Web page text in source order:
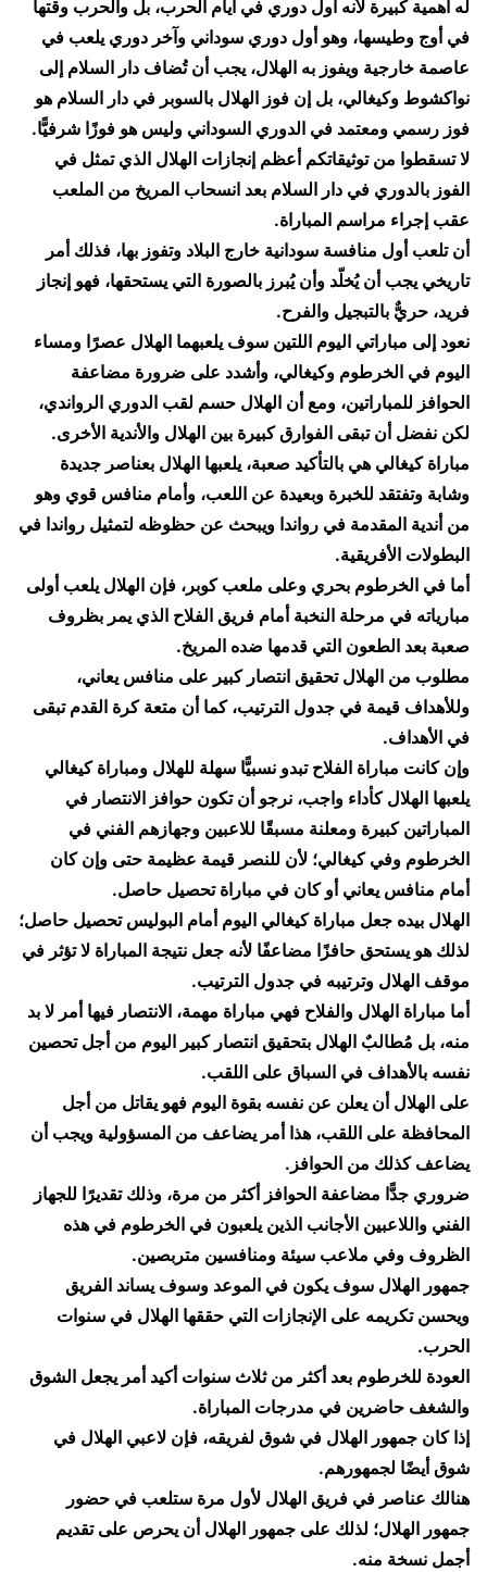
له أهمية كبيرة لأنه أول دوري في أيام الحرب، بل والحرب وقتها
في أوج وطيسها، وهو أول دوري سوداني وآخر دوري يلعب في
عاصمة خارجية ويفوز به الهلال، يجب أن تُضاف دار السلام إلى
نواكشوط وكيغالي، بل إن فوز الهلال بالسوبر في دار السلام هو
فوز رسمي ومعتمد في الدوري السوداني وليس هو فوزًا شرفيًّا.
​لا تسقطوا من توثيقاتكم أعظم إنجازات الهلال الذي تمثل في
الفوز بالدوري في دار السلام بعد انسحاب المريخ من الملعب
عقب إجراء مراسم المباراة.
​أن تلعب أول منافسة سودانية خارج البلاد وتفوز بها، فذلك أمر
تاريخي يجب أن يُخلّد وأن يُبرز بالصورة التي يستحقها، فهو إنجاز
فريد، حريٌّ بالتبجيل والفرح.
​نعود إلى مباراتي اليوم اللتين سوف يلعبهما الهلال عصرًا ومساء
اليوم في الخرطوم وكيغالي، وأشدد على ضرورة مضاعفة
الحوافز للمباراتين، ومع أن الهلال حسم لقب الدوري الرواندي،
لكن نفضل أن تبقى الفوارق كبيرة بين الهلال والأندية الأخرى.
​مباراة كيغالي هي بالتأكيد صعبة، يلعبها الهلال بعناصر جديدة
وشابة وتفتقد للخبرة وبعيدة عن اللعب، وأمام منافس قوي وهو
من أندية المقدمة في رواندا ويبحث عن حظوظه لتمثيل رواندا في
البطولات الأفريقية.
​أما في الخرطوم بحري وعلى ملعب كوبر، فإن الهلال يلعب أولى
مبارياته في مرحلة النخبة أمام فريق الفلاح الذي يمر بظروف
صعبة بعد الطعون التي قدمها ضده المريخ.
​مطلوب من الهلال تحقيق انتصار كبير على منافس يعاني،
وللأهداف قيمة في جدول الترتيب، كما أن متعة كرة القدم تبقى
في الأهداف.
​وإن كانت مباراة الفلاح تبدو نسبيًّا سهلة للهلال ومباراة كيغالي
يلعبها الهلال كأداء واجب، نرجو أن تكون حوافز الانتصار في
المباراتين كبيرة ومعلنة مسبقًا للاعبين وجهازهم الفني في
الخرطوم وفي كيغالي؛ لأن للنصر قيمة عظيمة حتى وإن كان
أمام منافس يعاني أو كان في مباراة تحصيل حاصل.
​الهلال بيده جعل مباراة كيغالي اليوم أمام البوليس تحصيل حاصل؛
لذلك هو يستحق حافزًا مضاعفًا لأنه جعل نتيجة المباراة لا تؤثر في
موقف الهلال وترتيبه في جدول الترتيب.
​أما مباراة الهلال والفلاح فهي مباراة مهمة، الانتصار فيها أمر لا بد
منه، بل مُطالبٌ الهلال بتحقيق انتصار كبير اليوم من أجل تحصين
نفسه بالأهداف في السباق على اللقب.
​على الهلال أن يعلن عن نفسه بقوة اليوم فهو يقاتل من أجل
المحافظة على اللقب، هذا أمر يضاعف من المسؤولية ويجب أن
يضاعف كذلك من الحوافز.
​ضروري جدًّا مضاعفة الحوافز أكثر من مرة، وذلك تقديرًا للجهاز
الفني واللاعبين الأجانب الذين يلعبون في الخرطوم في هذه
الظروف وفي ملاعب سيئة ومنافسين متربصين.
​جمهور الهلال سوف يكون في الموعد وسوف يساند الفريق
ويحسن تكريمه على الإنجازات التي حققها الهلال في سنوات
الحرب.
​العودة للخرطوم بعد أكثر من ثلاث سنوات أكيد أمر يجعل الشوق
والشغف حاضرين في مدرجات المباراة.
​إذا كان جمهور الهلال في شوق لفريقه، فإن لاعبي الهلال في
شوق أيضًا لجمهورهم.
​هنالك عناصر في فريق الهلال لأول مرة ستلعب في حضور
جمهور الهلال؛ لذلك على جمهور الهلال أن يحرص على تقديم
أجمل نسخة منه.